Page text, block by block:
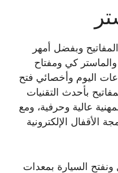
وبفضل أمهر
والماستر كي ومفتاح
اليوم وأخصائي فتح
بأحدث التقنيات
عالية وحرفية، ومع
الأقفال الإلكترونية
السيارة بمعدات